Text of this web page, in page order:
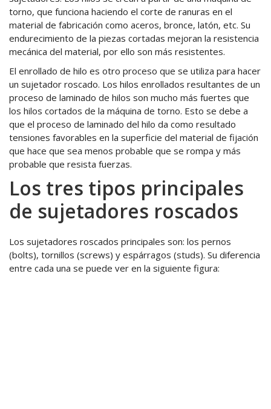
torno, que funciona haciendo el corte de ranuras en el
material de fabricación como aceros, bronce, latón, etc. Su
endurecimiento de la piezas cortadas mejoran la resistencia
mecánica del material, por ello son más resistentes.
El enrollado de hilo es otro proceso que se utiliza para hacer
un sujetador roscado. Los hilos enrollados resultantes de un
proceso de laminado de hilos son mucho más fuertes que
los hilos cortados de la máquina de torno. Esto se debe a
que el proceso de laminado del hilo da como resultado
tensiones favorables en la superficie del material de fijación
que hace que sea menos probable que se rompa y más
probable que resista fuerzas.
Los tres tipos principales
de sujetadores roscados
Los sujetadores roscados principales son: los pernos
(bolts), tornillos (screws) y espárragos (studs). Su diferencia
entre cada una se puede ver en la siguiente figura: